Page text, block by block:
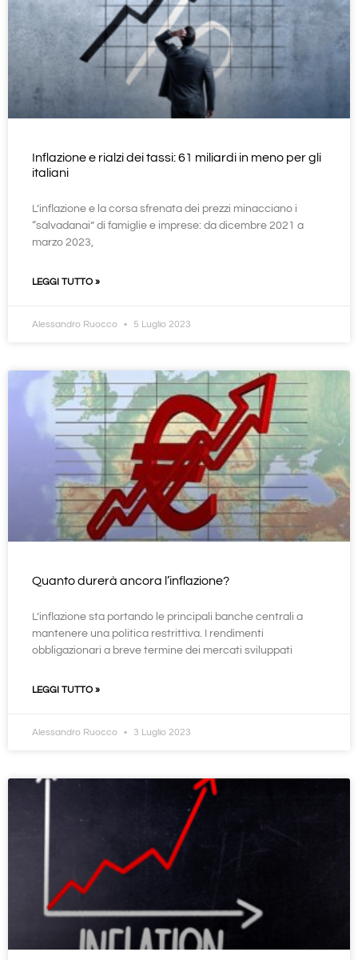
Inflazione e rialzi dei tassi: 61 miliardi in meno per gli
italiani
L’inflazione e la corsa sfrenata dei prezzi minacciano i
“salvadanai” di famiglie e imprese: da dicembre 2021 a
marzo 2023,
LEGGI TUTTO »
Alessandro Ruocco 5 Luglio 2023
Quanto durerà ancora l’inflazione?
L’inflazione sta portando le principali banche centrali a
mantenere una politica restrittiva. I rendimenti
obbligazionari a breve termine dei mercati sviluppati
LEGGI TUTTO »
Alessandro Ruocco 3 Luglio 2023